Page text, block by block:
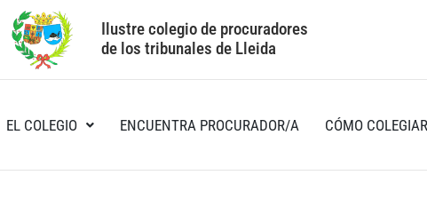
Ilustre colegio de procuradores
de los tribunales de Lleida
EL COLEGIO ENCUENTRA PROCURADOR/A CÓMO